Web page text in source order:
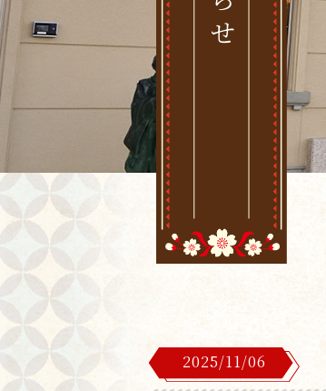
2025/11/06